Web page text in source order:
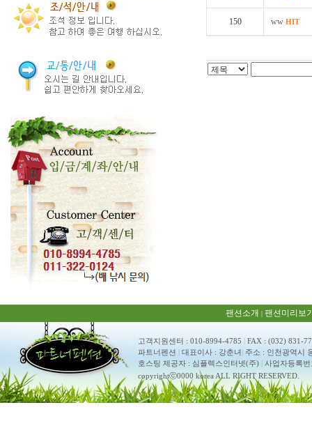
150 ww HIT
팬션소개 | 팬션미리보
고객지원센터 : 010-8994-4785 | FAX : (032) 831-
파트너펜션 | 대표이사 : 강춘녀| 주소 : 인천광역시
호스팅 제공자 : 심플렉스인터넷(주)
사업자등록
copyrightⓒ0000 korea ALL RIGHT RESERVED.